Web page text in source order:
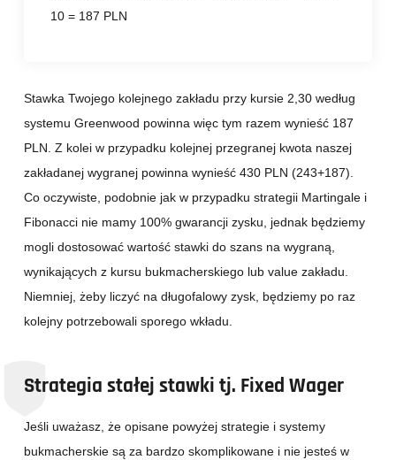
10 = 187 PLN
Stawka Twojego kolejnego zakładu przy kursie 2,30 według
systemu Greenwood powinna więc tym razem wynieść 187
PLN. Z kolei w przypadku kolejnej przegranej kwota naszej
zakładanej wygranej powinna wynieść 430 PLN (243+187).
Co oczywiste, podobnie jak w przypadku strategii Martingale i
Fibonacci nie mamy 100% gwarancji zysku, jednak będziemy
mogli dostosować wartość stawki do szans na wygraną,
wynikających z kursu bukmacherskiego lub value zakładu.
Niemniej, żeby liczyć na długofalowy zysk, będziemy po raz
kolejny potrzebowali sporego wkładu.
Strategia stałej stawki tj. Fixed Wager
Jeśli uważasz, że opisane powyżej strategie i systemy
bukmacherskie są za bardzo skomplikowane i nie jesteś w